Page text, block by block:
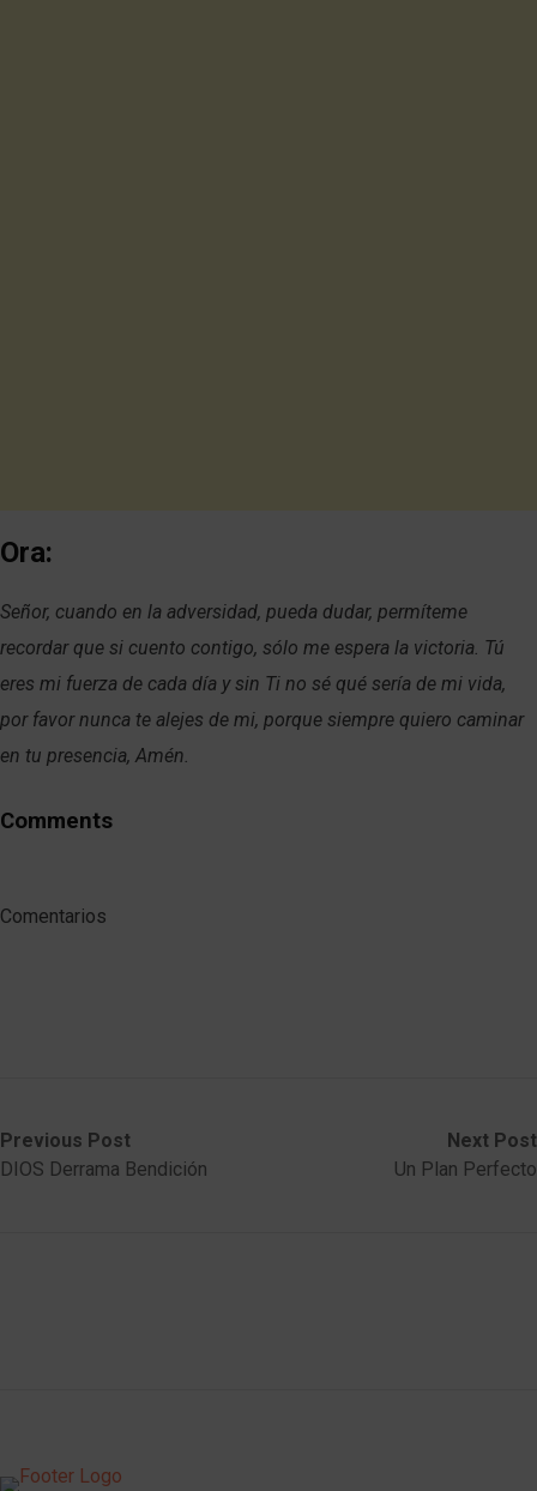
Ora:
Señor, cuando en la adversidad, pueda dudar, permíteme
recordar que si cuento contigo, sólo me espera la victoria. Tú
eres mi fuerza de cada día y sin Ti no sé qué sería de mi vida,
por favor nunca te alejes de mi, porque siempre quiero caminar
en tu presencia, Amén.
Comments
Comentarios
Post
navigation
Previous Post
Previous
post:
DIOS Derrama Bendición
Next Post
Next
post:
Un Plan Perfecto